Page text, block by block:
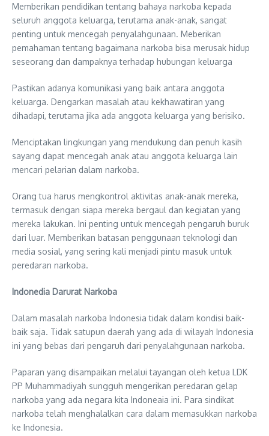
Memberikan pendidikan tentang bahaya narkoba kepada
seluruh anggota keluarga, terutama anak-anak, sangat
penting untuk mencegah penyalahgunaan. Meberikan
pemahaman tentang bagaimana narkoba bisa merusak hidup
seseorang dan dampaknya terhadap hubungan keluarga
Pastikan adanya komunikasi yang baik antara anggota
keluarga. Dengarkan masalah atau kekhawatiran yang
dihadapi, terutama jika ada anggota keluarga yang berisiko.
Menciptakan lingkungan yang mendukung dan penuh kasih
sayang dapat mencegah anak atau anggota keluarga lain
mencari pelarian dalam narkoba.
Orang tua harus mengkontrol aktivitas anak-anak mereka,
termasuk dengan siapa mereka bergaul dan kegiatan yang
mereka lakukan. Ini penting untuk mencegah pengaruh buruk
dari luar. Memberikan batasan penggunaan teknologi dan
media sosial, yang sering kali menjadi pintu masuk untuk
peredaran narkoba.
Indonedia Darurat Narkoba
Dalam masalah narkoba Indonesia tidak dalam kondisi baik-
baik saja. Tidak satupun daerah yang ada di wilayah Indonesia
ini yang bebas dari pengaruh dari penyalahgunaan narkoba.
Paparan yang disampaikan melalui tayangan oleh ketua LDK
PP Muhammadiyah sungguh mengerikan peredaran gelap
narkoba yang ada negara kita Indoneaia ini. Para sindikat
narkoba telah menghalalkan cara dalam memasukkan narkoba
ke Indonesia.